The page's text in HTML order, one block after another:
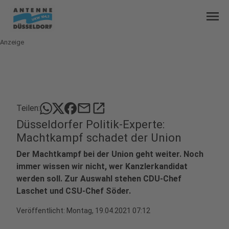
menu
Anzeige
Teilen: mailopen_in_new
Düsseldorfer Politik-Experte:
Machtkampf schadet der Union
Der Machtkampf bei der Union geht weiter. Noch
immer wissen wir nicht, wer Kanzlerkandidat
werden soll. Zur Auswahl stehen CDU-Chef
Laschet und CSU-Chef Söder.
Veröffentlicht: Montag, 19.04.2021 07:12